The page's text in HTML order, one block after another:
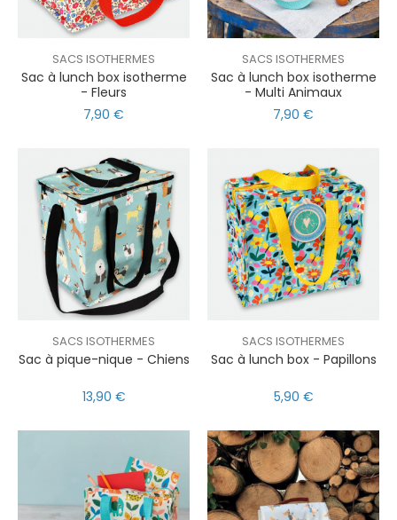
SACS ISOTHERMES
Sac à lunch box isotherme
- Fleurs
7,90 €
SACS ISOTHERMES
Sac à lunch box isotherme
- Multi Animaux
7,90 €
SACS ISOTHERMES
Sac à pique-nique - Chiens
13,90 €
SACS ISOTHERMES
Sac à lunch box - Papillons
5,90 €